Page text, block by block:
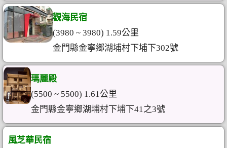
觀海民宿
(3980 ~ 3980) 1.59公里
金門縣金寧鄉湖埔村下埔下302號
瑪麗殿
(5500 ~ 5500) 1.61公里
金門縣金寧鄉湖埔村下埔下41之3號
風芝華民宿